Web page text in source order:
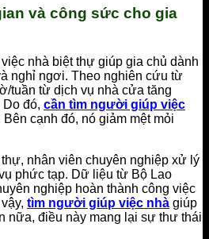
và công sức cho gia
nhà biệt thự giúp gia chủ dành
nghỉ ngơi. Theo nghiên cứu từ
tuần từ dịch vụ nhà cửa tăng
Do đó, cần tìm người giúp việc
Bên cạnh đó, nó giảm mệt mỏi
nhân viên chuyên nghiệp xử lý
phức tạp. Dữ liệu từ Bộ Lao
nghiệp hoàn thành công việc
tìm người giúp việc nhà giúp
nữa, điều này mang lại sự thư thái